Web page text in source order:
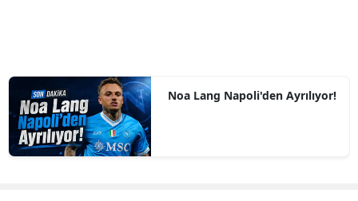
Noa Lang Napoli'den Ayrılıyor!